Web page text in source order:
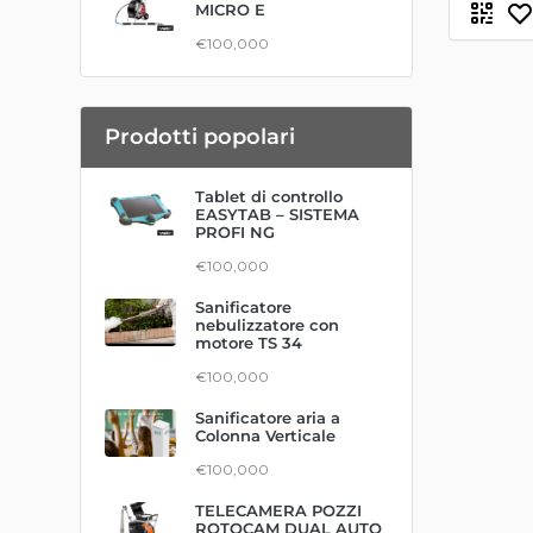
MICRO E
€100,000
Prodotti popolari
Tablet di controllo
EASYTAB – SISTEMA
PROFI NG
€100,000
Sanificatore
nebulizzatore con
motore TS 34
€100,000
Sanificatore aria a
Colonna Verticale
€100,000
TELECAMERA POZZI
ROTOCAM DUAL AUTO